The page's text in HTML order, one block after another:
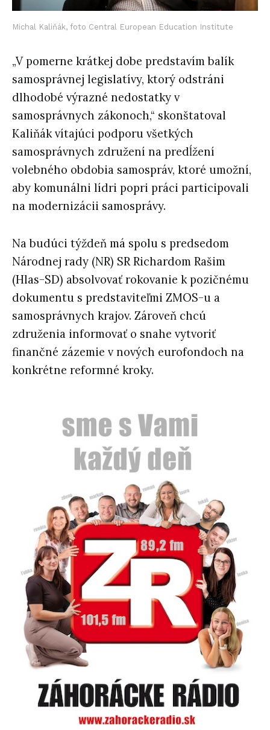
Michal Kaliňák, foto Central European Education Institute
„V pomerne krátkej dobe predstavím balík
samosprávnej legislatívy, ktorý odstráni
dlhodobé výrazné nedostatky v
samosprávnych zákonoch,“ skonštatoval
Kaliňák vítajúci podporu všetkých
samosprávnych združení na predĺžení
volebného obdobia samospráv, ktoré umožní,
aby komunálni lídri popri práci participovali
na modernizácii samosprávy.
Na budúci týždeň má spolu s predsedom
Národnej rady (NR) SR Richardom Rašim
(Hlas-SD) absolvovať rokovanie k pozičnému
dokumentu s predstaviteľmi ZMOS-u a
samosprávnych krajov. Zároveň chcú
združenia informovať o snahe vytvoriť
finančné zázemie v nových eurofondoch na
konkrétne reformné kroky.